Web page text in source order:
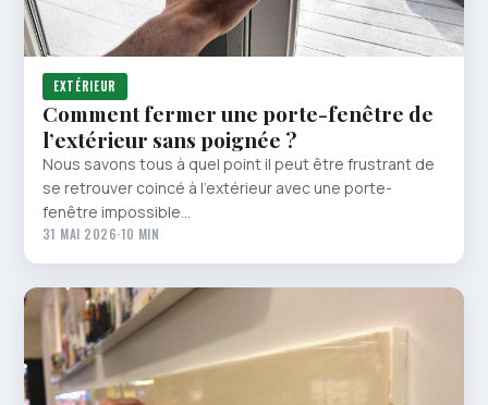
EXTÉRIEUR
Comment fermer une porte-fenêtre de
l’extérieur sans poignée ?
Nous savons tous à quel point il peut être frustrant de
se retrouver coincé à l’extérieur avec une porte-
fenêtre impossible…
31 MAI 2026·10 MIN